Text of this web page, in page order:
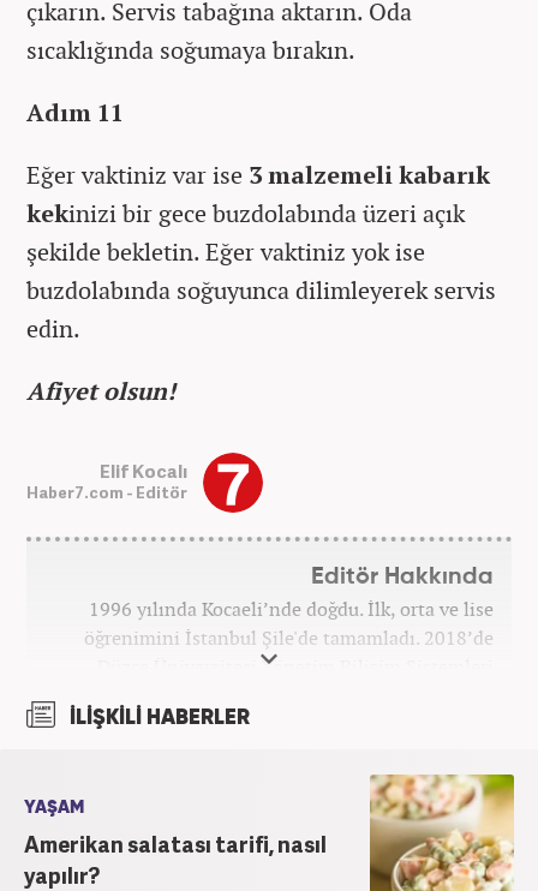
çıkarın. Servis tabağına aktarın. Oda
sıcaklığında soğumaya bırakın.
Adım 11
Eğer vaktiniz var ise 3 malzemeli kabarık
kekinizi bir gece buzdolabında üzeri açık
şekilde bekletin. Eğer vaktiniz yok ise
buzdolabında soğuyunca dilimleyerek servis
edin.
Afiyet olsun!
Elif Kocalı
Haber7.com - Editör
Editör Hakkında
1996 yılında Kocaeli’nde doğdu. İlk, orta ve lise
öğrenimini İstanbul Şile'de tamamladı. 2018’de
Düzce Üniversitesi Yönetim Bilişim Sistemleri
bağlı Haber7.com bünyesinde ‘SEO Editörü’
İLİŞKİLİ HABERLER
YAŞAM
Amerikan salatası tarifi, nasıl
yapılır?